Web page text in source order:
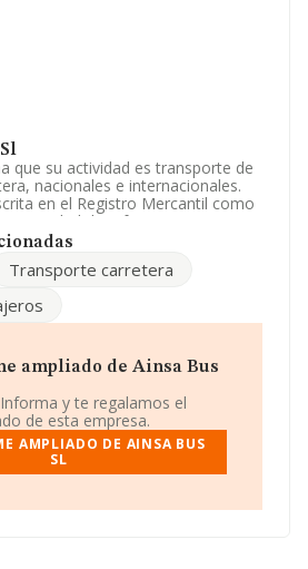
que su actividad es transporte de
nacionales e internacionales.
en el Registro Mercantil como
actividad de referencia CNAE
tipos de transporte terrestre de
exteriores.
un 33% y atendiendo a los datos
el número de empleados de la
S.L
se encuentra en Calle
(28033), Madrid, Madrid.
de INFORMA sobre 3.041
al sector, en el ámbito
todas las compañías es de 1
Transporte carretera
ampliado de Ainsa Bus
y te regalamos el
de esta empresa.
AMPLIADO DE AINSA BUS
SL